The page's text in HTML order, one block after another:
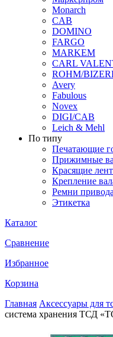
Monarch
CAB
DOMINO
FARGO
MARKEM
CARL
ROHM/
Avery
Fabulous
Novex
DIGI/CAB
Leich & Mehl
По типу
Печатающие
Прижимные
Красящие
Крепление
Ремни привода
Этикетка
Каталог
Сравнение
Избранное
Корзина
Главная Аксессуары для
система хранения ТСД